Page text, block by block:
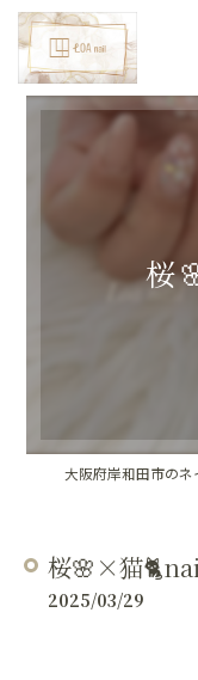
桜
大阪府岸和田市の
桜🌸×猫
2025/03/29